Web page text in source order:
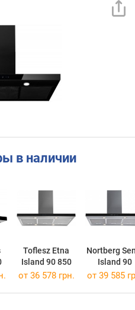
в наличии
Toflesz Etna
Island 90 850
Nortberg
Island 90
от 36 578 грн. от 39 585